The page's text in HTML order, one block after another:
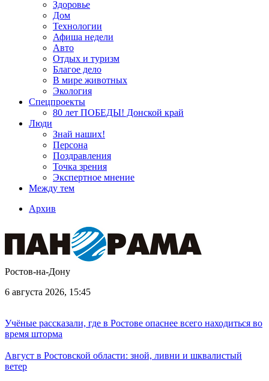
Здоровье
Дом
Технологии
Афиша недели
Авто
Отдых и туризм
Благое дело
В мире животных
Экология
Спецпроекты
80 лет ПОБЕДЫ! Донской край
Люди
Знай наших!
Персона
Поздравления
Точка зрения
Экспертное мнение
Между тем
Архив
Ростов-на-Дону
6 августа 2026, 15:45
Учёные рассказали, где в Ростове опаснее всего находиться во
время шторма
Август в Ростовской области: зной, ливни и шквалистый
ветер